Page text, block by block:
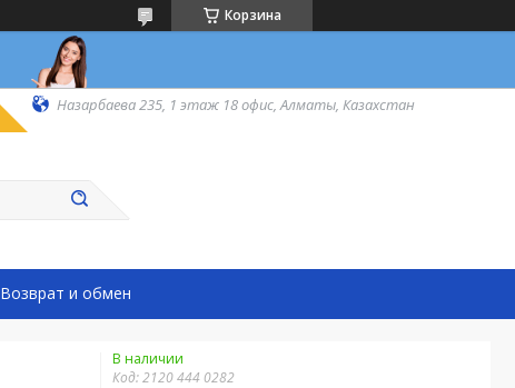
Корзина
Назарбаева 235, 1 этаж 18 офис, Алматы, Казахстан
Возврат и обмен
В наличии
Код:2120 444 0282